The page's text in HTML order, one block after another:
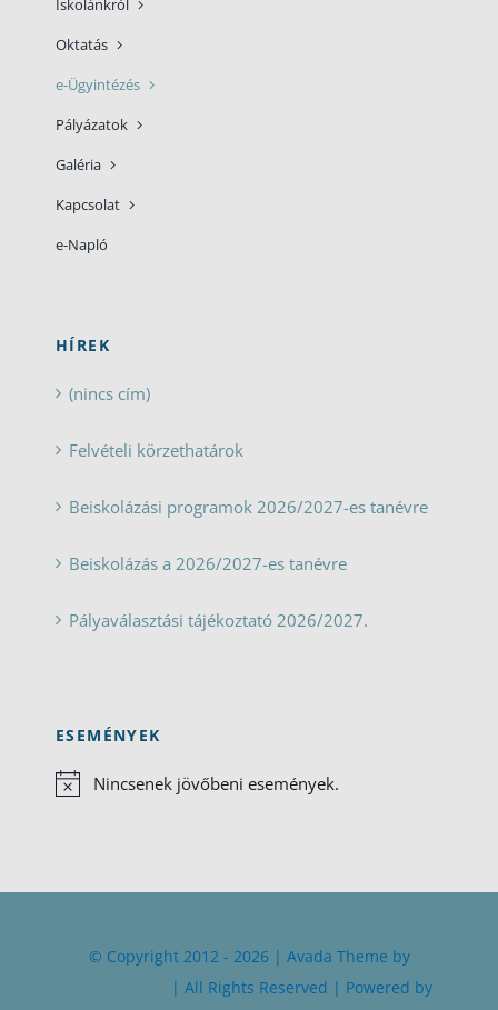
Iskolánkról
Oktatás
e-Ügyintézés
Pályázatok
Galéria
Kapcsolat
e-Napló
HÍREK
(nincs cím)
Felvételi körzethatárok
Beiskolázási programok 2026/2027-es tanévre
Beiskolázás a 2026/2027-es tanévre
Pályaválasztási tájékoztató 2026/2027.
ESEMÉNYEK
Notice
Nincsenek jövőbeni események.
© Copyright 2012 - 2026 | Avada Theme by
| All Rights Reserved | Powered by